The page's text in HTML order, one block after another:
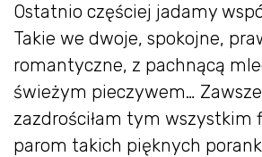
Ostatnio częściej jadamy
Takie we dwoje, spokojne,
romantyczne, z pachnącą
świeżym pieczywem…
zazdrościłam tym wszystkim
parom takich pięknych